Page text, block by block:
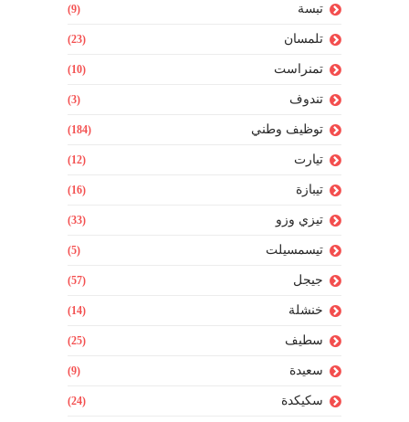
تبسة (9)
تلمسان (23)
تمنراست (10)
تندوف (3)
توظيف وطني (184)
تيارت (12)
تيبازة (16)
تيزي وزو (33)
تيسمسيلت (5)
جيجل (57)
خنشلة (14)
سطيف (25)
سعيدة (9)
سكيكدة (24)